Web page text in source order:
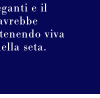
e il
viva
seta.